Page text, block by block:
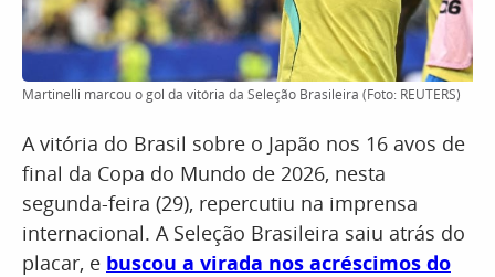
Martinelli marcou o gol da vitória da Seleção Brasileira (Foto: REUTERS)
A vitória do Brasil sobre o Japão nos 16 avos de
final da Copa do Mundo de 2026, nesta
segunda-feira (29), repercutiu na imprensa
internacional. A Seleção Brasileira saiu atrás do
placar, e buscou a virada nos acréscimos do